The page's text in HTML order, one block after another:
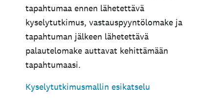
tapahtumaa ennen lähetettävä
kyselytutkimus, vastauspyyntölomake ja
tapahtuman jälkeen lähetettävä
palautelomake auttavat kehittämään
tapahtumaasi.
Kyselytutkimusmallin esikatselu